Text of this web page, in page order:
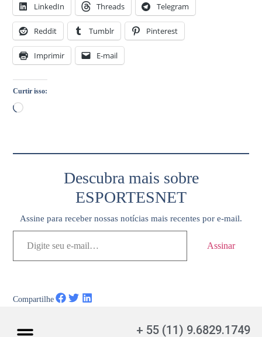
LinkedIn Threads Telegram
Reddit Tumblr Pinterest
Imprimir E-mail
Curtir isso:
Descubra mais sobre
ESPORTESNET
Assine para receber nossas notícias mais recentes por e-mail.
Assinar
Compartilhe
+ 55 (11) 9.6829.1749